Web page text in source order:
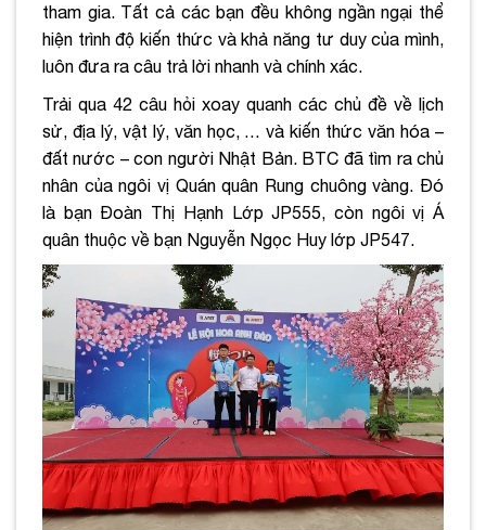
tham gia. Tất cả các bạn đều không ngần ngại thể
hiện trình độ kiến thức và khả năng tư duy của mình,
luôn đưa ra câu trả lời nhanh và chính xác.
Trải qua 42 câu hỏi xoay quanh các chủ đề về lịch
sử, địa lý, vật lý, văn học, … và kiến thức văn hóa –
đất nước – con người Nhật Bản. BTC đã tìm ra chủ
nhân của ngôi vị Quán quân Rung chuông vàng. Đó
là bạn Đoàn Thị Hạnh Lớp JP555, còn ngôi vị Á
quân thuộc về bạn Nguyễn Ngọc Huy lớp JP547.